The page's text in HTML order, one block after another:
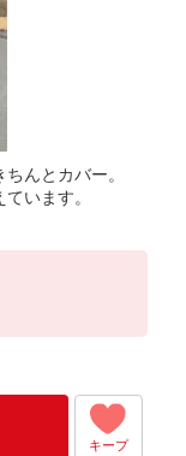
んとカバー。
います。
キープ